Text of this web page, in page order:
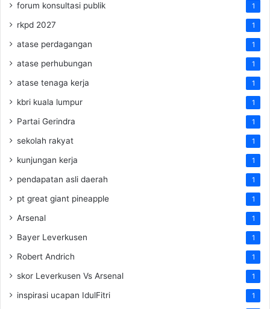
forum konsultasi publik 1
rkpd 2027 1
atase perdagangan 1
atase perhubungan 1
atase tenaga kerja 1
kbri kuala lumpur 1
Partai Gerindra 1
sekolah rakyat 1
kunjungan kerja 1
pendapatan asli daerah 1
pt great giant pineapple 1
Arsenal 1
Bayer Leverkusen 1
Robert Andrich 1
skor Leverkusen Vs Arsenal 1
inspirasi ucapan IdulFitri 1